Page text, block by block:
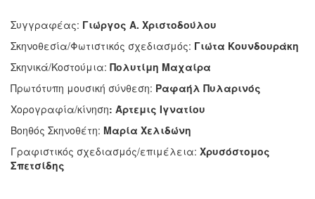
Συγγραφέας: Γιώργος Α. Χριστοδούλου
Σκηνοθεσία/Φωτιστικός σχεδιασμός: Γιώτα Κουνδουράκη
Σκηνικά/Κοστούμια: Πολυτίμη Μαχαίρα
Πρωτότυπη μουσική σύνθεση: Ραφαήλ Πυλαρινός
Χορογραφία/κίνηση: Άρτεμις Ιγνατίου
Βοηθός Σκηνοθέτη: Μαρία Χελιδώνη
Γραφιστικός σχεδιασμός/επιμέλεια: Χρυσόστομος
Σπετσίδης